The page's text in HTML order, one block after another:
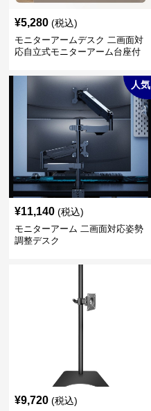
¥5,280 (税込)
モニターアームデスク 二画面対
応自立式モニターアーム台座付
人気
¥11,140 (税込)
モニターアーム 二画面対応姿勢
調整デスク
¥9,720 (税込)